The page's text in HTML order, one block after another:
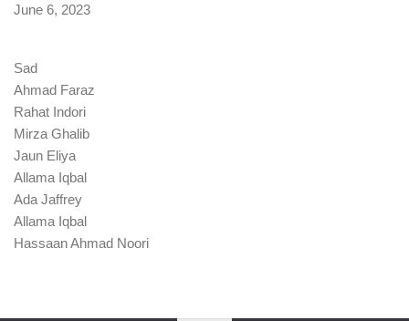
June 6, 2023
Sad
Ahmad Faraz
Rahat Indori
Mirza Ghalib
Jaun Eliya
Allama Iqbal
Ada Jaffrey
Allama Iqbal
Hassaan Ahmad Noori